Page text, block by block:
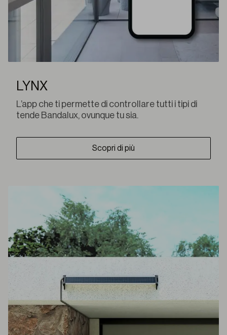
LYNX
L’app che ti permette di controllare tutti i tipi di
tende Bandalux, ovunque tu sia.
Scopri di più